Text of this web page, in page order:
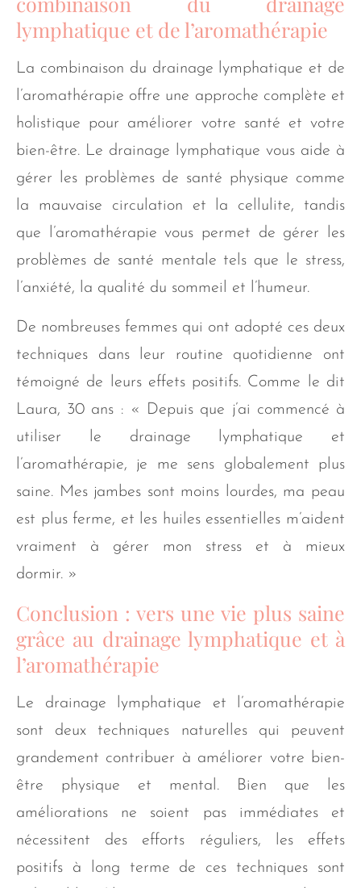
lymphatique et de l’aromathérapie
La combinaison du drainage lymphatique et de
l’aromathérapie offre une approche complète et
holistique pour améliorer votre santé et votre
bien-être. Le drainage lymphatique vous aide à
gérer les problèmes de santé physique comme
la mauvaise circulation et la cellulite, tandis
que l’aromathérapie vous permet de gérer les
problèmes de santé mentale tels que le stress,
l’anxiété, la qualité du sommeil et l’humeur.
De nombreuses femmes qui ont adopté ces deux
techniques dans leur routine quotidienne ont
témoigné de leurs effets positifs. Comme le dit
Laura, 30 ans : « Depuis que j’ai commencé à
utiliser le drainage lymphatique et
l’aromathérapie, je me sens globalement plus
saine. Mes jambes sont moins lourdes, ma peau
est plus ferme, et les huiles essentielles m’aident
vraiment à gérer mon stress et à mieux
dormir. »
Conclusion : vers une vie plus saine
grâce au drainage lymphatique et à
l’aromathérapie
Le drainage lymphatique et l’aromathérapie
sont deux techniques naturelles qui peuvent
grandement contribuer à améliorer votre bien-
être physique et mental. Bien que les
améliorations ne soient pas immédiates et
nécessitent des efforts réguliers, les effets
positifs à long terme de ces techniques sont